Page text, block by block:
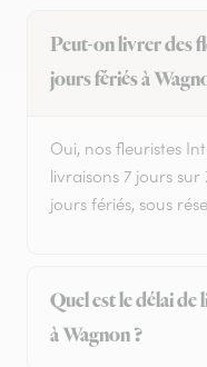
Peut-on livrer des
jours fériés à
Oui, nos fleuristes
livraisons 7 jours sur
jours fériés, sous
Quel est le délai
à Wagnon ?